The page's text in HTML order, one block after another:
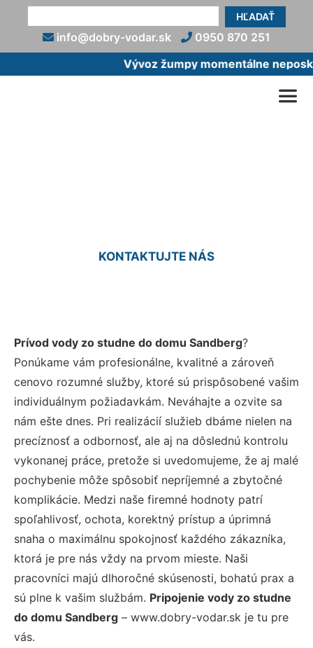
HĽADAŤ
info@dobry-vodar.sk
0950 870 251
Vývoz žumpy momentálne
KONTAKTUJTE NÁS
Prívod vody zo studne do domu Sandberg?
Ponúkame vám profesionálne, kvalitné a zároveň
cenovo rozumné služby, ktoré sú prispôsobené vašim
individuálnym požiadavkám. Neváhajte a ozvite sa
nám ešte dnes. Pri realizácií služieb dbáme nielen na
precíznosť a odbornosť, ale aj na dôslednú kontrolu
vykonanej práce, pretože si uvedomujeme, že aj malé
pochybenie môže spôsobiť nepríjemné a zbytočné
komplikácie. Medzi naše firemné hodnoty patrí
spoľahlivosť, ochota, korektný prístup a úprimná
snaha o maximálnu spokojnosť každého zákazníka,
ktorá je pre nás vždy na prvom mieste. Naši
pracovníci majú dlhoročné skúsenosti, bohatú prax a
sú plne k vašim službám. Pripojenie vody zo studne
do domu Sandberg – www.dobry-vodar.sk je tu pre
vás.